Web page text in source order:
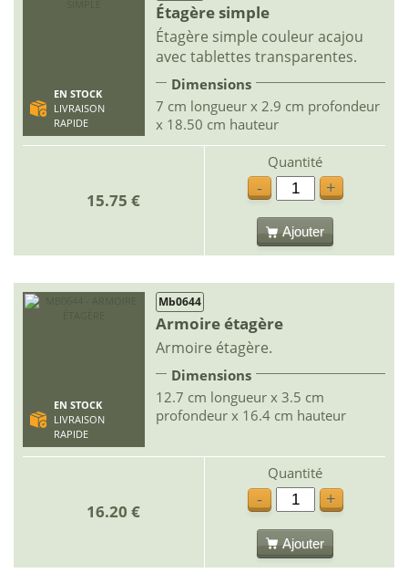
EN STOCK
LIVRAISON
RAPIDE
Étagère simple
Étagère simple couleur acajou
avec tablettes transparentes.
Dimensions
7 cm longueur x 2.9 cm profondeur
x 18.50 cm hauteur
15.75 €
Quantité
-
+
Ajouter
EN STOCK
LIVRAISON
RAPIDE
Mb0644
Armoire étagère
Armoire étagère.
Dimensions
12.7 cm longueur x 3.5 cm
profondeur x 16.4 cm hauteur
16.20 €
Quantité
-
+
Ajouter